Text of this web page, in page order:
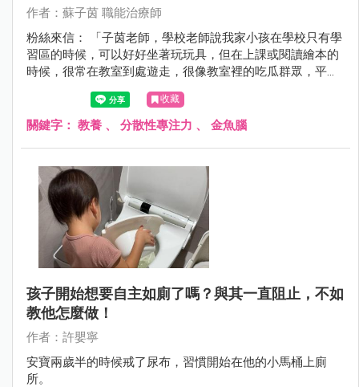
作者：蘇子茵 職能治療師
粉絲來信： 「子茵老師，學校老師說我家小孩在學校只有學
習區的時候，可以好好坐著玩玩具，但在上課或閱讀繪本的
時候，很常在教室到處遊走，很像教室裡的吃瓜群眾，平常
在家也只對特定某些玩具有興趣，其他的也都玩不到三分鐘
就會跑走，請問這樣是注意力出問題嗎？」
收藏
關鍵字： 教養 、 分散性專注力 、 金魚腦
孩子開始想要自主如廁了嗎？與其一直阻止，不如
教他怎麼做！
作者：許嬰寧
安寶兩歲半的時候戒了尿布，習慣開始在他的小馬桶上廁
所。